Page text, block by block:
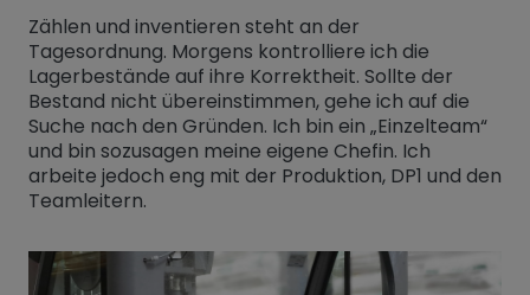
Zählen und inventieren steht an der
Tagesordnung. Morgens kontrolliere ich die
Lagerbestände auf ihre Korrektheit. Sollte der
Bestand nicht übereinstimmen, gehe ich auf die
Suche nach den Gründen. Ich bin ein „Einzelteam“
und bin sozusagen meine eigene Chefin. Ich
arbeite jedoch eng mit der Produktion, DP1 und den
Teamleitern.